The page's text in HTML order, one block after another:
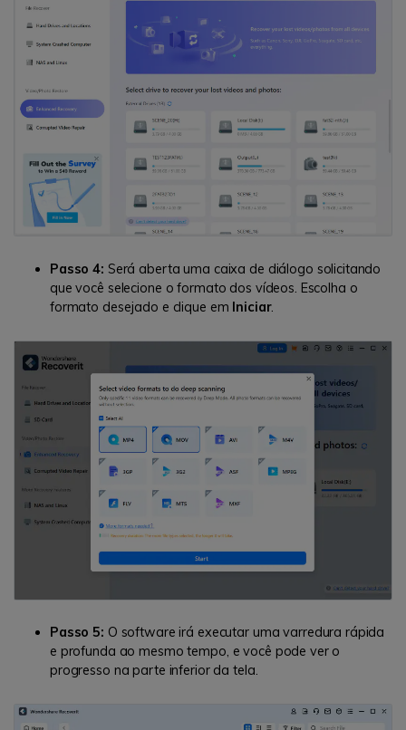
Passo 4: Será aberta uma caixa de diálogo solicitando
que você selecione o formato dos vídeos. Escolha o
formato desejado e clique em Iniciar.
Passo 5: O software irá executar uma varredura rápida
e profunda ao mesmo tempo, e você pode ver o
progresso na parte inferior da tela.